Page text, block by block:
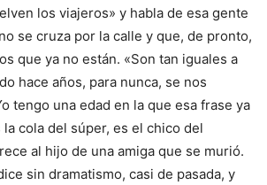
los viajeros» y habla de esa gente
se cruza por la calle y que, de pronto,
que ya no están. «Son tan iguales a
hace años, para nunca, se nos
tengo una edad en la que esa frase ya
cola del súper, es el chico del
al hijo de una amiga que se murió.
sin dramatismo, casi de pasada, y